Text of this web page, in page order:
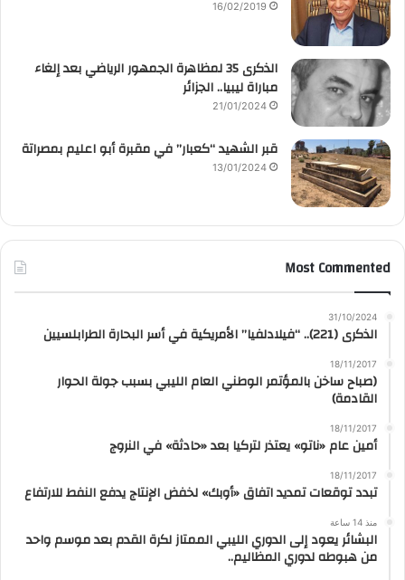
16/02/2019
الذكرى 35 لمظاهرة الجمهور الرياضي بعد إلغاء
مباراة ليبيا.. الجزائر
21/01/2024
قبر الشهيد “كعبار” في مقبرة أبو اعليم بمصراتة
13/01/2024
Most Commented
31/10/2024
الذكرى (221).. “فيلادلفيا” الأمريكية في أسر البحارة الطرابلسيين
18/11/2017
(صباح ساخن بالمؤتمر الوطني العام الليبي بسبب جولة الحوار
القادمة)
18/11/2017
أمين عام «ناتو» يعتذر لتركيا بعد «حادثة» في النروج
18/11/2017
تبدد توقعات تمديد اتفاق «أوبك» لخفض الإنتاج يدفع النفط للارتفاع
منذ 14 ساعة
البشائر يعود إلى الدوري الليبي الممتاز لكرة القدم بعد موسم واحد
من هبوطه لدوري المظاليم..